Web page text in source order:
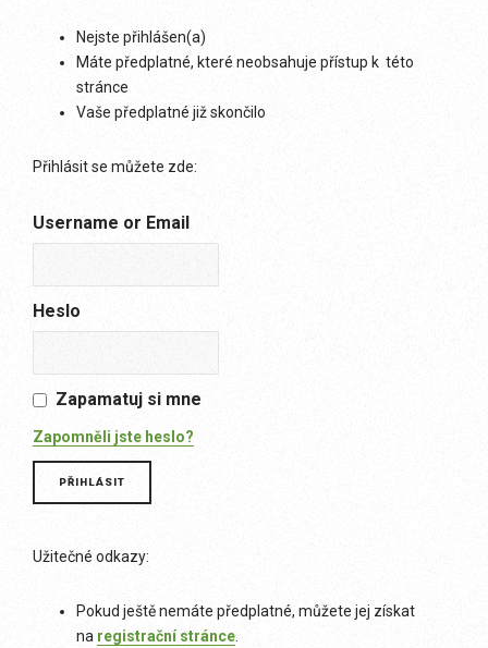
Nejste přihlášen(a)
Máte předplatné, které neobsahuje přístup k této
stránce
Vaše předplatné již skončilo
Přihlásit se můžete zde:
Username or Email
Heslo
Zapamatuj si mne
Zapomněli jste heslo?
Užitečné odkazy:
Pokud ještě nemáte předplatné, můžete jej získat
na registrační stránce